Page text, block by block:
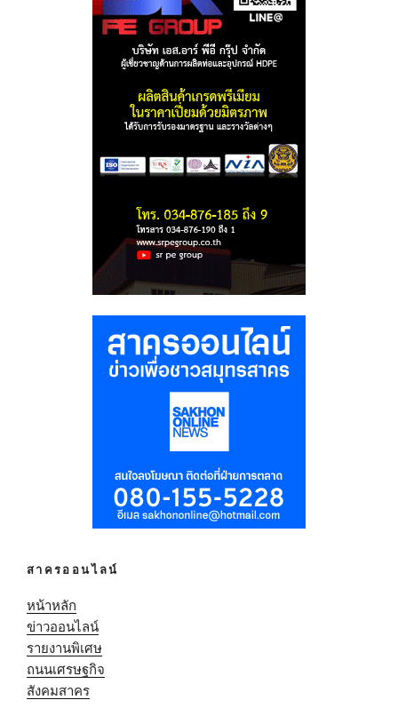
สาครออนไลน์
หน้าหลัก
ข่าวออนไลน์
รายงานพิเศษ
ถนนเศรษฐกิจ
สังคมสาคร